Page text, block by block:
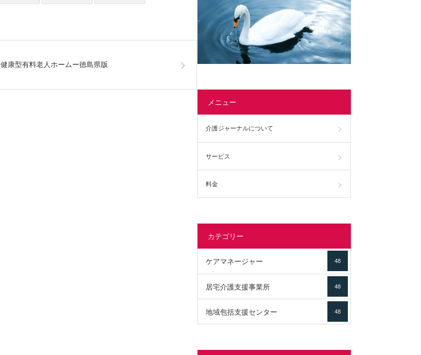
健康型有料老人ホームー徳島県版
メニュー
介護ジャーナルについて
サービス
料金
カテゴリー
ケアマネージャー 48
居宅介護支援事業所 48
地域包括支援センター 48